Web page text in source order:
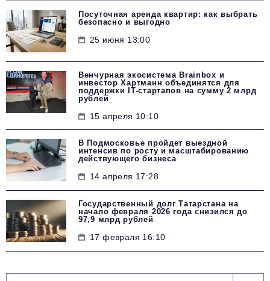
Посуточная аренда квартир: как выбрать
безопасно и выгодно
25 июня 13:00
Венчурная экосистема Brainbox и
инвестор Хартманн объединятся для
поддержки IT-стартапов на сумму 2 млрд
рублей
15 апреля 10:10
В Подмосковье пройдет выездной
интенсив по росту и масштабированию
действующего бизнеса
14 апреля 17:28
Государственный долг Татарстана на
начало февраля 2026 года снизился до
97,9 млрд рублей
17 февраля 16:10